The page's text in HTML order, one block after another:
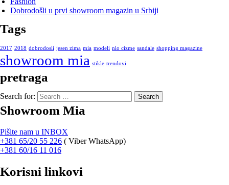
Dobrodošli u prvi showroom magazin u Srbiji
Tags
2017 2018 dobrodosli jesen zima mia modeli nlo cizme sandale shopping magazine
showroom mia stikle trendovi
pretraga
Search for:
Showroom Mia
Pišite nam u INBOX
+381 65/20 55 226 ( Viber WhatsApp)
+381 60/16 11 016
Korisni linkovi